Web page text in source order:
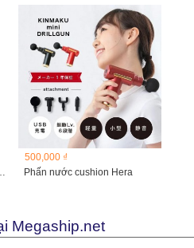
Cover & Mat keep 16g
500,000 ₫
Phấn nước cushion Hera
Megaship.net